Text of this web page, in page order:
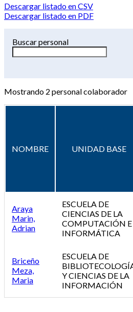
Descargar listado en CSV
Descargar listado en PDF
Buscar personal
Mostrando 2 personal colaborador
NOMBRE UNIDAD BASE
Araya
Marin,
Adrian
ESCUELA DE
CIENCIAS DE LA
COMPUTACIÓN E
INFORMÁTICA
Briceño
Meza,
Maria
ESCUELA DE
Y CIENCIAS DE LA
INFORMACIÓN